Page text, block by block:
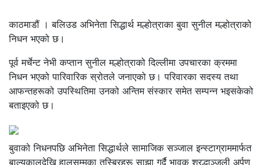
काठमाडौं । बलिउड अभिनेता सिद्धार्थ मल्होत्राका बुवा सुनील मल्होत्राको
निधन भएको छ।
पूर्व मर्चेन्ट नेभी कप्तान सुनील मल्होत्राको दिल्लीमा उपचारका क्रममा
निधन भएको पारिवारिक स्रोतले जनाएको छ। परिवारका सदस्य तथा
आफन्तहरूको उपस्थितिमा उनको अन्तिम संस्कार समेत सम्पन्न भइसकेको
बताइएको छ।
बुवाको निधनपछि अभिनेता सिद्धार्थले सामाजिक सञ्जाल इन्स्टाग्राममार्फत
बाल्यकालदेखि हालसम्मका तस्बिरहरू साझा गर्दै भावुक श्रद्धाञ्जली अर्पण